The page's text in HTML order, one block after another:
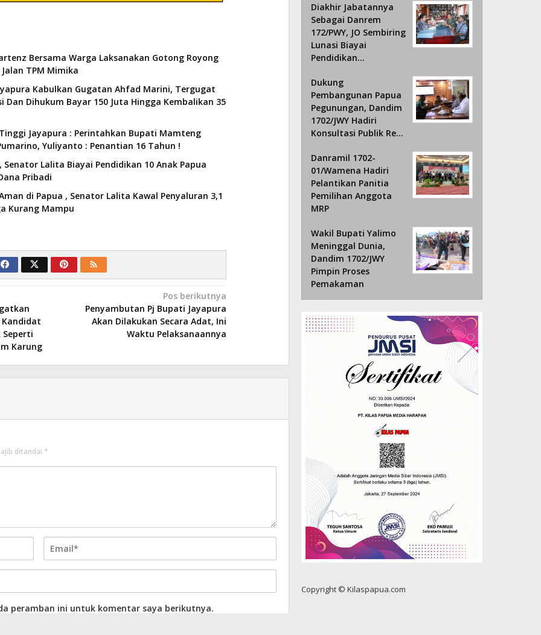
Bersama Warga Laksanakan Gotong Royong
TPM Mimika
Kabulkan Gugatan Ahfad Marini, Tergugat
Dan Dihukum Bayar 150 Juta Hingga Kembalikan 35
Jayapura : Perintahkan Bupati Mamteng
Yuliyanto : Penantian 16 Tahun !
Senator Lalita Biayai Pendidikan 10 Anak Papua
Pribadi
di Papua , Senator Lalita Kawal Penyaluran 3,1
Kurang Mampu
Seperti
Karung
Pos berikutnya
Penyambutan Pj Bupati Jayapura
Akan Dilakukan Secara Adat, Ini
Waktu Pelaksanaannya
ditandai *
peramban ini untuk komentar saya berikutnya.
Diakhir Jabatannya
Sebagai Danrem
172/PWY, JO Sembiring
Lunasi Biayai
Pendidikan…
Dukung
Pembangunan Papua
Pegunungan, Dandim
1702/JWY Hadiri
Konsultasi Publik Re…
Danramil 1702-
01/Wamena Hadiri
Pelantikan Panitia
Pemilihan Anggota
MRP
Wakil Bupati Yalimo
Meninggal Dunia,
Dandim 1702/JWY
Pimpin Proses
Pemakaman
Copyright © Kilaspapua.com